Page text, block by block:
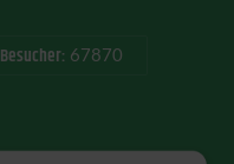
Besucher: 67870